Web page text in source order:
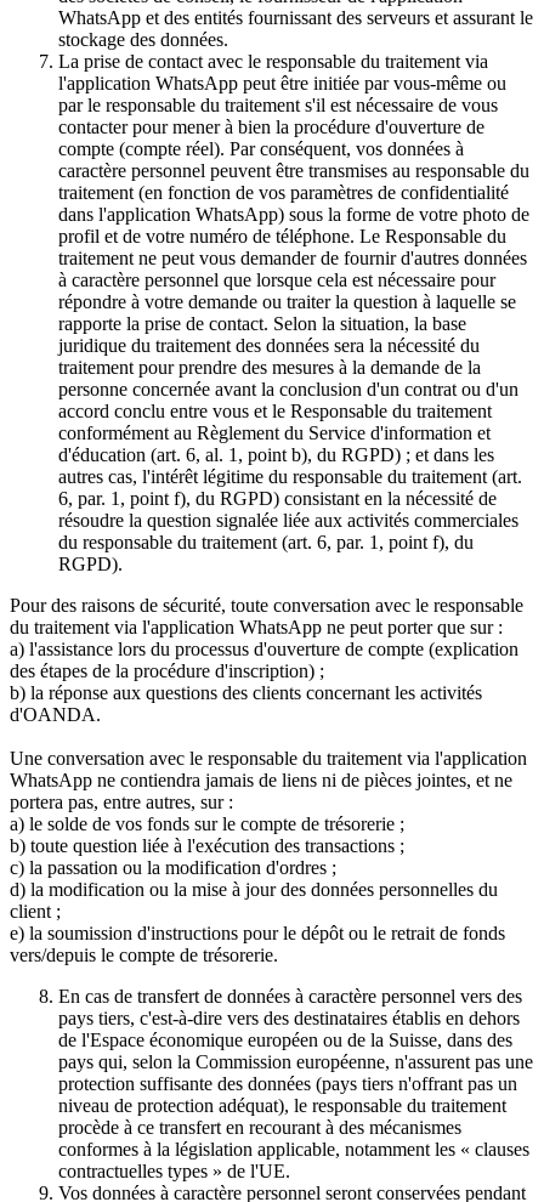
WhatsApp et des entités fournissant des serveurs et assurant le
stockage des données.
La prise de contact avec le responsable du traitement via
l'application WhatsApp peut être initiée par vous-même ou
par le responsable du traitement s'il est nécessaire de vous
contacter pour mener à bien la procédure d'ouverture de
compte (compte réel). Par conséquent, vos données à
caractère personnel peuvent être transmises au responsable du
traitement (en fonction de vos paramètres de confidentialité
dans l'application WhatsApp) sous la forme de votre photo de
profil et de votre numéro de téléphone. Le Responsable du
traitement ne peut vous demander de fournir d'autres données
à caractère personnel que lorsque cela est nécessaire pour
répondre à votre demande ou traiter la question à laquelle se
rapporte la prise de contact. Selon la situation, la base
juridique du traitement des données sera la nécessité du
traitement pour prendre des mesures à la demande de la
personne concernée avant la conclusion d'un contrat ou d'un
accord conclu entre vous et le Responsable du traitement
conformément au Règlement du Service d'information et
d'éducation (art. 6, al. 1, point b), du RGPD) ; et dans les
autres cas, l'intérêt légitime du responsable du traitement (art.
6, par. 1, point f), du RGPD) consistant en la nécessité de
résoudre la question signalée liée aux activités commerciales
du responsable du traitement (art. 6, par. 1, point f), du
RGPD).
Pour des raisons de sécurité, toute conversation avec le responsable
du traitement via l'application WhatsApp ne peut porter que sur :
a) l'assistance lors du processus d'ouverture de compte (explication
des étapes de la procédure d'inscription) ;
b) la réponse aux questions des clients concernant les activités
d'OANDA.
Une conversation avec le responsable du traitement via l'application
WhatsApp ne contiendra jamais de liens ni de pièces jointes, et ne
portera pas, entre autres, sur :
a) le solde de vos fonds sur le compte de trésorerie ;
b) toute question liée à l'exécution des transactions ;
c) la passation ou la modification d'ordres ;
d) la modification ou la mise à jour des données personnelles du
client ;
e) la soumission d'instructions pour le dépôt ou le retrait de fonds
vers/depuis le compte de trésorerie.
En cas de transfert de données à caractère personnel vers des
pays tiers, c'est-à-dire vers des destinataires établis en dehors
de l'Espace économique européen ou de la Suisse, dans des
pays qui, selon la Commission européenne, n'assurent pas une
protection suffisante des données (pays tiers n'offrant pas un
niveau de protection adéquat), le responsable du traitement
procède à ce transfert en recourant à des mécanismes
conformes à la législation applicable, notamment les « clauses
contractuelles types » de l'UE.
Vos données à caractère personnel seront conservées pendant